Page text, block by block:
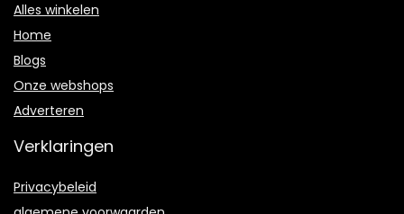
Alles winkelen
Home
Blogs
Onze webshops
Adverteren
Verklaringen
Privacybeleid